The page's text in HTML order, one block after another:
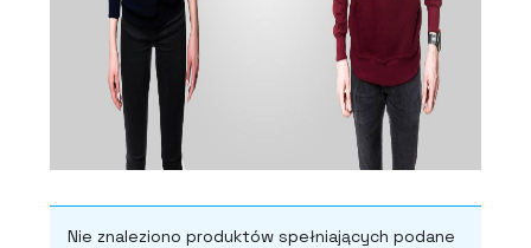
Nie znaleziono produktów spełniających podane